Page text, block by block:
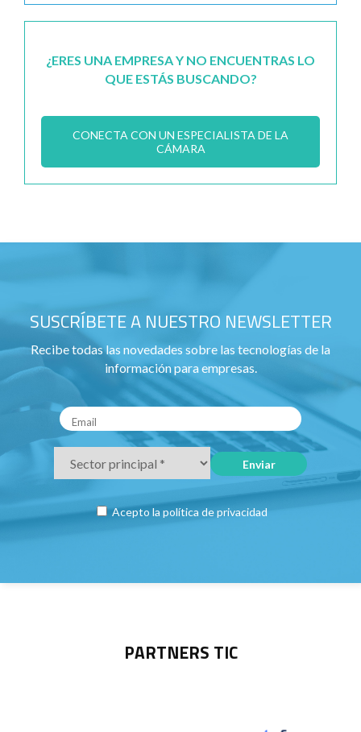
¿ERES UNA EMPRESA Y NO ENCUENTRAS LO
QUE ESTÁS BUSCANDO?
CONECTA CON UN ESPECIALISTA DE LA
CÁMARA
SUSCRÍBETE A NUESTRO NEWSLETTER
Recibe todas las novedades sobre las tecnologías de la
información para empresas.
Acepto la política de privacidad
PARTNERS TIC